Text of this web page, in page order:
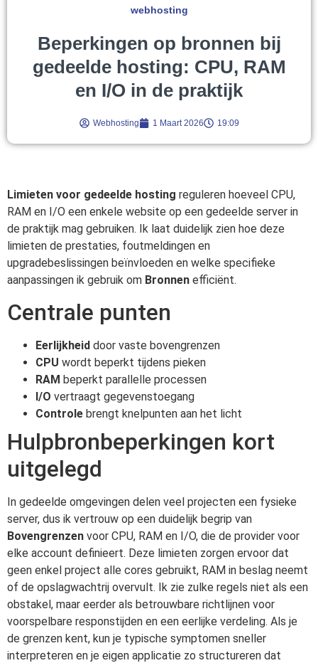
webhosting
Beperkingen op bronnen bij
gedeelde hosting: CPU, RAM
en I/O in de praktijk
Webhosting 1 Maart 2026 19:09
Limieten voor gedeelde hosting reguleren hoeveel CPU,
RAM en I/O een enkele website op een gedeelde server in
de praktijk mag gebruiken. Ik laat duidelijk zien hoe deze
limieten de prestaties, foutmeldingen en
upgradebeslissingen beïnvloeden en welke specifieke
aanpassingen ik gebruik om Bronnen efficiënt.
Centrale punten
Eerlijkheid door vaste bovengrenzen
CPU wordt beperkt tijdens pieken
RAM beperkt parallelle processen
I/O vertraagt gegevenstoegang
Controle brengt knelpunten aan het licht
Hulpbronbeperkingen kort
uitgelegd
In gedeelde omgevingen delen veel projecten een fysieke
server, dus ik vertrouw op een duidelijk begrip van
Bovengrenzen voor CPU, RAM en I/O, die de provider voor
elke account definieert. Deze limieten zorgen ervoor dat
geen enkel project alle cores gebruikt, RAM in beslag neemt
of de opslagwachtrij overvult. Ik zie zulke regels niet als een
obstakel, maar eerder als betrouwbare richtlijnen voor
voorspelbare responstijden en een eerlijke verdeling. Als je
de grenzen kent, kun je typische symptomen sneller
interpreteren en je eigen applicatie zo structureren dat